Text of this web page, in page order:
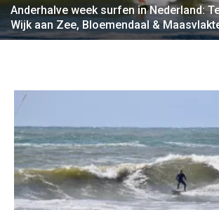
Anderhalve week surfen in Nederland:
Wijk aan Zee, Bloemendaal &